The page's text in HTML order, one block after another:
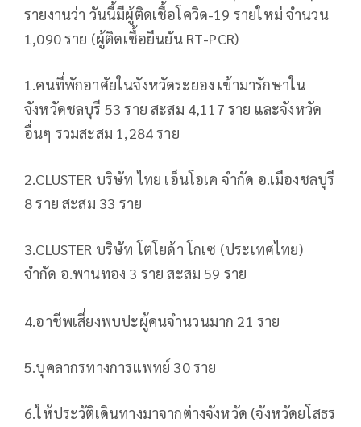
รายงานว่า วันนี้มีผู้ติดเชื้อโควิด-19 รายใหม่ จำนวน
1,090 ราย (ผู้ติดเชื้อยืนยัน RT-PCR)
1.คนที่พักอาศัยในจังหวัดระยอง เข้ามารักษาใน
จังหวัดชลบุรี 53 ราย สะสม 4,117 ราย และจังหวัด
อื่นๆ รวมสะสม 1,284 ราย
2.CLUSTER บริษัท ไทย เอ็นโอเค จำกัด อ.เมืองชลบุรี
8 ราย สะสม 33 ราย
3.CLUSTER บริษัท โตโยด้า โกเซ (ประเทศไทย)
จำกัด อ.พานทอง 3 ราย สะสม 59 ราย
4.อาชีพเสี่ยงพบปะผู้คนจำนวนมาก 21 ราย
5.บุคลากรทางการแพทย์ 30 ราย
6.ให้ประวัติเดินทางมาจากต่างจังหวัด (จังหวัดยโสธร